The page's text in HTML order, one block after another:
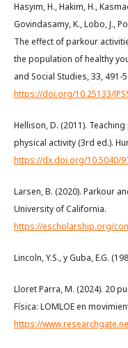
Hasyim, H., Hakim, H.,
Govindasamy, K., Lobo, J.,
The effect of parkour
the population of healthy
and Social Studies, 33, 491-
https://doi.org/10.25133/
Hellison, D. (2011).
physical activity (3rd ed.).
https://dx.doi.org/10.5040/
Larsen, B. (2020). Parkour
University of California.
https://escholarship.org/
Lincoln, Y.S., y Guba, E.G.
Lloret Parra, M. (2024). 20
Física: LOMLOE en
https://